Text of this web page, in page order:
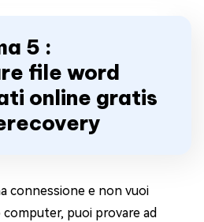
5 :
file word
online gratis
connessione e non vuoi
puoi provare ad